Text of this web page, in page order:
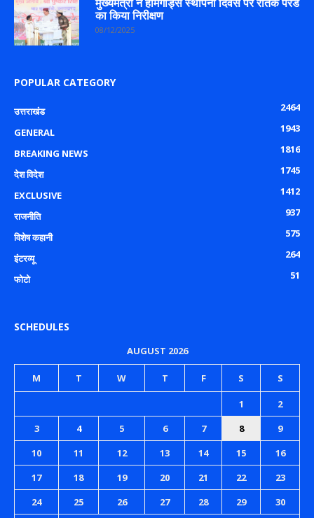
का किया निरीक्षण
08/12/2025
POPULAR CATEGORY
उत्तराखंड
2464
GENERAL
1943
BREAKING NEWS
1816
देश विदेश
1745
EXCLUSIVE
1412
राजनीति
937
विशेष कहानी
575
इंटरव्यू
264
फोटो
51
SCHEDULES
AUGUST 2026
M T W T F S S
1
2
3
4 5 6 7 8
9
10
11 12 13 14 15
16
17
18 19 20 21 22
23
24
25 26 27 28 29
30